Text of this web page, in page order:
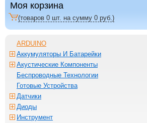
Моя корзина
(товаров 0 шт. на сумму 0 руб.)
ARDUINO
Аккумуляторы И Батарейки
Акустические Компоненты
Беспроводные Технологии
Готовые Устройства
Датчики
Диоды
Инструмент